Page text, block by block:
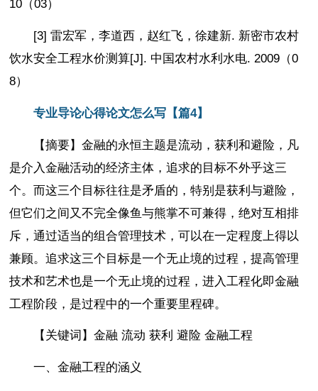
10（03）
[3] 雷宏军，李道西，赵红飞，徐建新. 新密市农村
饮水安全工程水价测算[J]. 中国农村水利水电. 2009（0
8）
专业导论心得论文怎么写【篇4】
【摘要】金融的永恒主题是流动，获利和避险，凡
是介入金融活动的经济主体，追求的目标不外乎这三
个。而这三个目标往往是矛盾的，特别是获利与避险，
但它们之间又不完全像鱼与熊掌不可兼得，绝对互相排
斥，通过适当的组合管理技术，可以在一定程度上得以
兼顾。追求这三个目标是一个无止境的过程，提高管理
技术和艺术也是一个无止境的过程，进入工程化即金融
工程阶段，是过程中的一个重要里程碑。
【关键词】金融 流动 获利 避险 金融工程
一、金融工程的涵义